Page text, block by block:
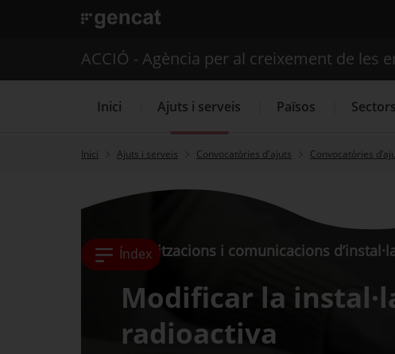
. Obre en una nova finestra.
Serveis d'internacionalització
ACCIÓ - Agència per al creixement de les
Inici Ajuts i serveis Països Sectors
Inici Ajuts i serveis Convocatòries d'ajuts Convocatòries
Índex
Autoritzacions i comunicacions
Modificar la
radioactiva